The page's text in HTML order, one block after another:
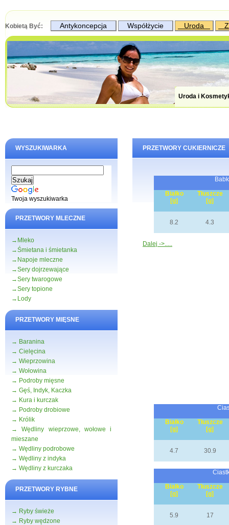
Kobietą Być: Antykoncepcja Współżycie Uroda
Uroda i
WYSZUKIWARKA
Twoja wyszukiwarka
PRZETWORY MLECZNE
→Mleko
→Śmietana i śmietanka
→Napoje mleczne
→Sery dojrzewające
→Sery twarogowe
→Sery topione
→Lody
PRZETWORY MIĘSNE
→ Baranina
→ Cielęcina
→ Wieprzowina
→ Wołowina
→ Podroby mięsne
→ Gęś, Indyk, Kaczka
→ Kura i kurczak
→ Podroby drobiowe
→ Królik
→ Wędliny wieprzowe, wołowe i
mieszane
→ Wędliny podrobowe
→ Wędliny z indyka
→ Wędliny z kurczaka
PRZETWORY RYBNE
→ Ryby świeże
→ Ryby wędzone
PRZETWORY CUKIERNICZE
Białko
[g]
Tłuszcze
[g]
8.2 4.3
Dalej ->.....
Białko
[g]
Tłuszcze
[g]
4.7 30.9
Białko
[g]
Tłuszcze
[g]
5.9 17